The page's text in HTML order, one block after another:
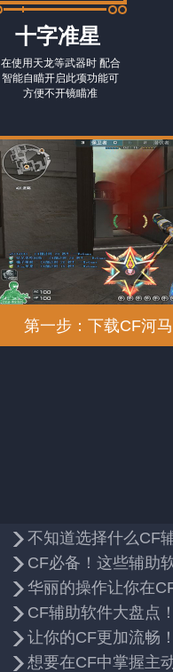
十字准星
在使用天龙等武器时 配合
智能自瞄开启此项功能可
方便不开镜瞄准
第一步：下载CF河
不知道选择什么CF
CF必备！这些辅助
华丽的操作让你在
CF辅助软件大盘点
让你的CF更加流畅
想要在CF中掌握主